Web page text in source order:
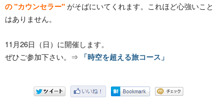
の "カウンセラー" がそばにいてくれます。これほど心強いこと
はありません。
11月26日（日） に開催します。
ぜひご参加下さい。⇒
「時空を超える旅コース」